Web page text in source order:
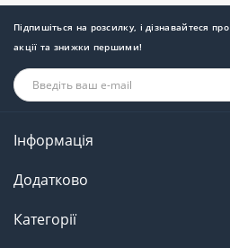
Підпишіться на розсилку, і дізнавайтеся про
акції та знижки першими!
Інформація
Додатково
Категорії